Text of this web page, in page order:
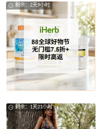
剩余：2天9小时
剩余：1天21小时